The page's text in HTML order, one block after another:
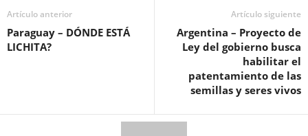
Artículo anterior
Paraguay – DÓNDE ESTÁ
LICHITA?
Artículo siguiente
Argentina – Proyecto de
Ley del gobierno busca
habilitar el
patentamiento de las
semillas y seres vivos